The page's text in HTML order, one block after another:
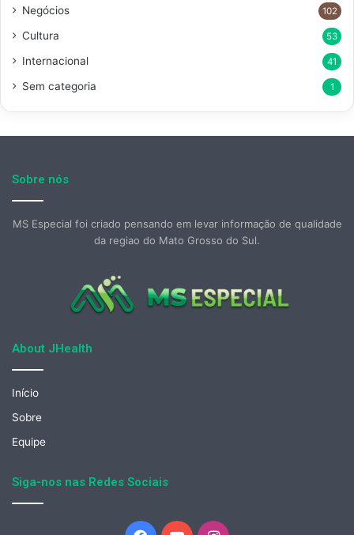
Negócios 102
Cultura 53
Internacional 41
Sem categoria 1
Sobre nós
MS Especial foi criado pensando em levar informação de qualidade
da regiao do Mato Grosso do Sul.
About JHealth
Início
Sobre
Equipe
Siga-nos nas Redes Sociais